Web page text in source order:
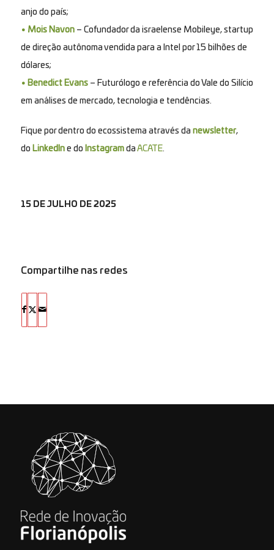
anjo do país;
• Mois Navon– Cofundador da israelense Mobileye, startup
de direção autônoma vendida para a Intel por 15 bilhões de
dólares;
• Benedict Evans– Futurólogo e referência do Vale do Silício
em análises de mercado, tecnologia e tendências.
Fique por dentro do ecossistema através da newsletter,
do LinkedIne do Instagramda ACATE.
15 DE JULHO DE 2025
Compartilhe nas redes